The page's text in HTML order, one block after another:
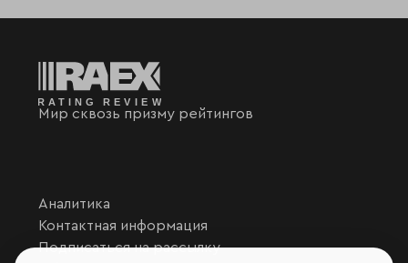
Мир сквозь призму рейтингов
Аналитика
Контактная информация
Подписаться на рассылку